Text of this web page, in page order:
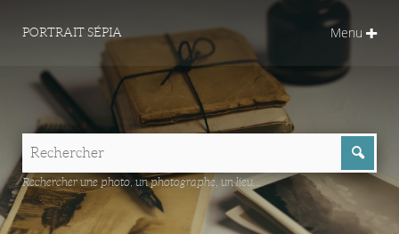
PORTRAIT SÉPIA Menu
Rechercher une photo, un photographe, un lieu...